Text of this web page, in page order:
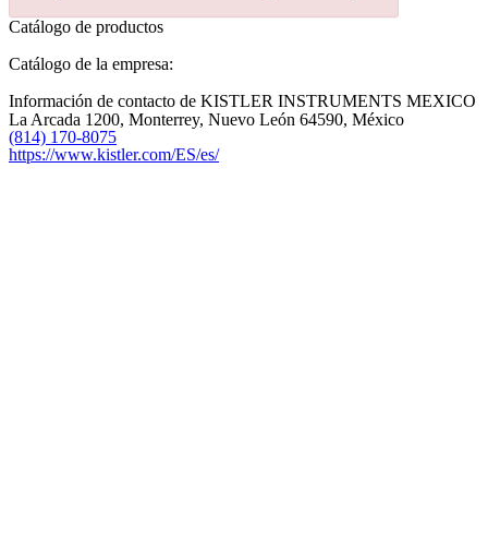
Catálogo de productos
Catálogo de la empresa:
Información de contacto de KISTLER INSTRUMENTS MEXICO
La Arcada 1200, Monterrey, Nuevo León 64590, México
(814) 170-8075
https://www.kistler.com/ES/es/